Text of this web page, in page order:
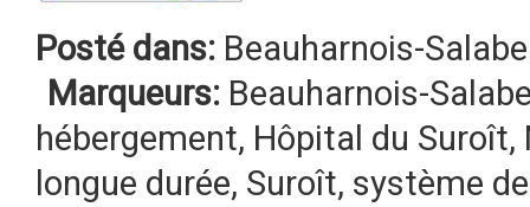
Posté dans: Beauharnois-
Marqueurs: Beauharnois-
hébergement, Hôpital du Suroît,
longue durée, Suroît, système